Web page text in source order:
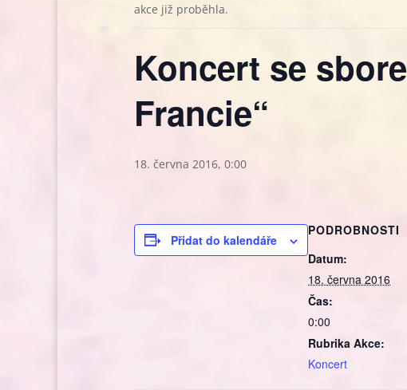
akce již proběhla.
Koncert se
Francie“
18. června 2016, 0:00
Přidat do kalendáře
PODROBNOSTI
Datum:
18. června 2016
Čas:
0:00
Rubrika Akce:
Koncert